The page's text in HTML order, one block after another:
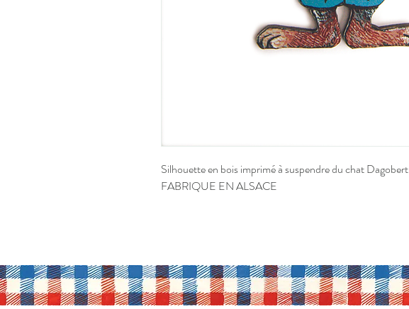
Silhouette en bois imprimé à suspendre du chat Dagobert
FABRIQUE EN ALSACE